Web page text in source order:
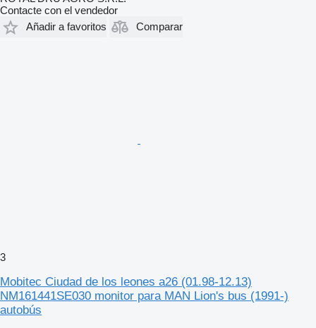
Contacte con el vendedor
Añadir a favoritos
Comparar
3
Mobitec Ciudad de los leones a26 (01.98-12.13)
NM161441SE030 monitor para MAN Lion's bus (1991-)
autobús